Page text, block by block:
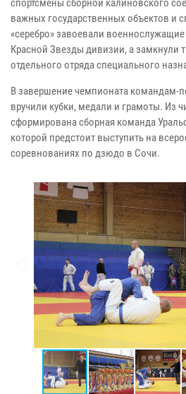
спортсмены сборной калиновского
важных государственных объектов и
«серебро» завоевали
Красной Звезды дивизии, а замкнули
отдельного отряда специального
В завершение чемпионата командам-
вручили кубки, медали и грамоты. Из
сформирована сборная команда
которой предстоит выступить на
соревнованиях по дзюдо в Сочи.